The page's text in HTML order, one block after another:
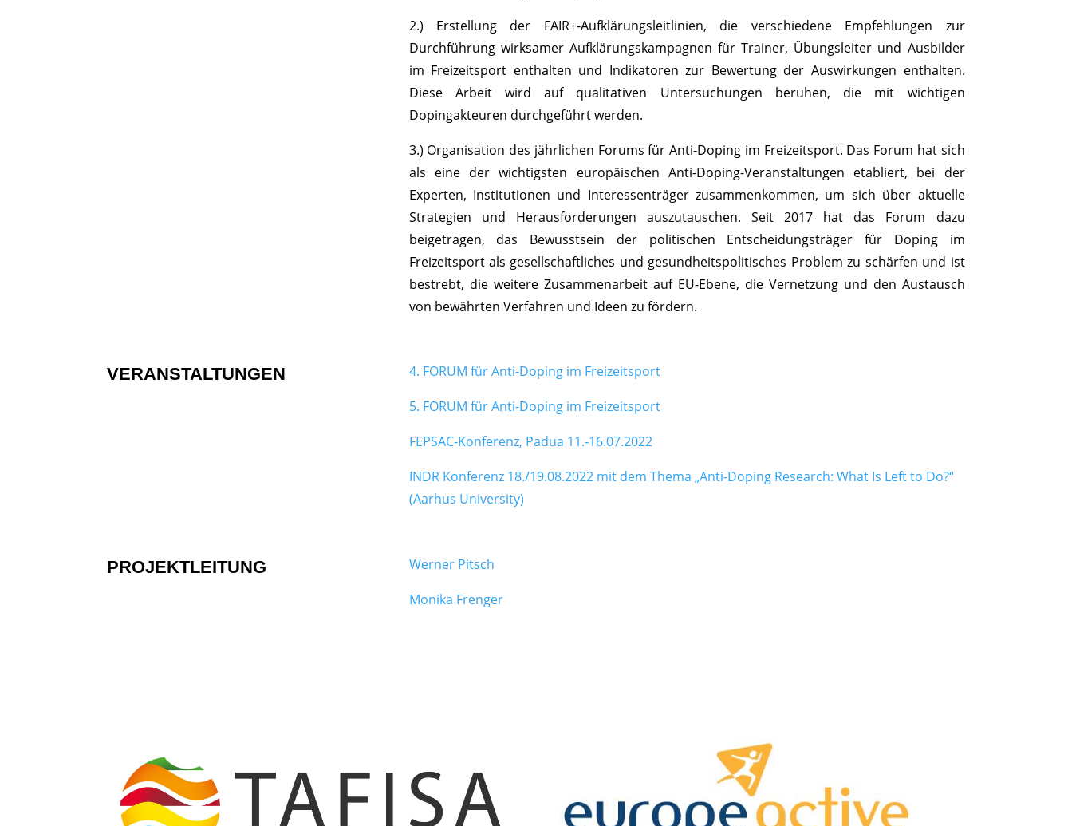
2.) Erstellung der FAIR+-Aufklärungsleitlinien, die verschiedene Empfehlungen zur
Durchführung wirksamer Aufklärungskampagnen für Trainer, Übungsleiter und Ausbilder
im Freizeitsport enthalten und Indikatoren zur Bewertung der Auswirkungen enthalten.
Diese Arbeit wird auf qualitativen Untersuchungen beruhen, die mit wichtigen
Dopingakteuren durchgeführt werden.
3.) Organisation des jährlichen Forums für Anti-Doping im Freizeitsport. Das Forum hat sich
als eine der wichtigsten europäischen Anti-Doping-Veranstaltungen etabliert, bei der
Experten, Institutionen und Interessenträger zusammenkommen, um sich über aktuelle
Strategien und Herausforderungen auszutauschen. Seit 2017 hat das Forum dazu
beigetragen, das Bewusstsein der politischen Entscheidungsträger für Doping im
Freizeitsport als gesellschaftliches und gesundheitspolitisches Problem zu schärfen und ist
bestrebt, die weitere Zusammenarbeit auf EU-Ebene, die Vernetzung und den Austausch
von bewährten Verfahren und Ideen zu fördern.
VERANSTALTUNGEN
4. FORUM für Anti-Doping im Freizeitsport
5. FORUM für Anti-Doping im Freizeitsport
FEPSAC-Konferenz, Padua 11.-16.07.2022
INDR Konferenz 18./19.08.2022 mit dem Thema „Anti-Doping Research: What Is Left to Do?“
(Aarhus University)
PROJEKTLEITUNG
Werner Pitsch
Monika Frenger